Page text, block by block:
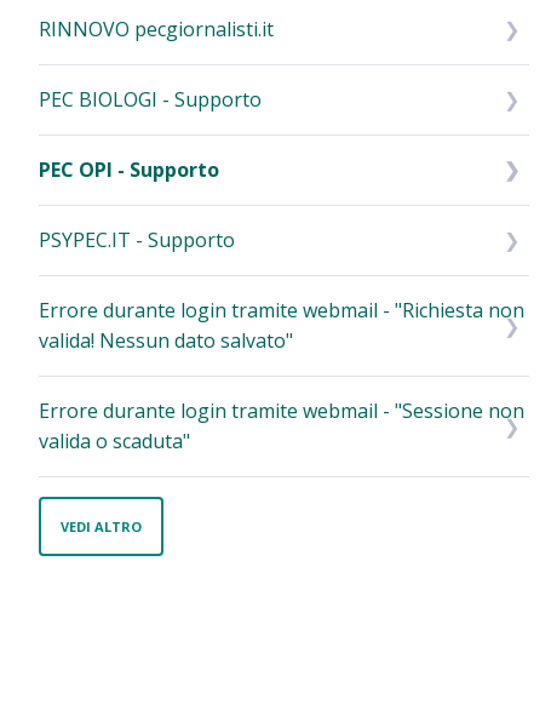
RINNOVO pecgiornalisti.it
PEC BIOLOGI - Supporto
PEC OPI - Supporto
PSYPEC.IT - Supporto
Errore durante login tramite webmail - "Richiesta non
valida! Nessun dato salvato"
Errore durante login tramite webmail - "Sessione non
valida o scaduta"
VEDI ALTRO